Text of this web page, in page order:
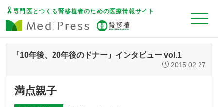
専門医とつくる腎移植者のための医療情報サイト
「10年後、20年後のドナー」インタビュー vol.1
2015.02.27
満点親子